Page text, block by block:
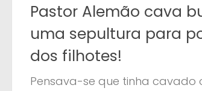
Pastor Alemão cava
uma sepultura para
dos filhotes!
Pensava-se que tinha cavado